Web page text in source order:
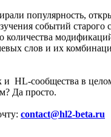
популярность,
событий старого
количества
слов и их
и HL-сообщества в
Да просто.
contact@hl2-beta.ru